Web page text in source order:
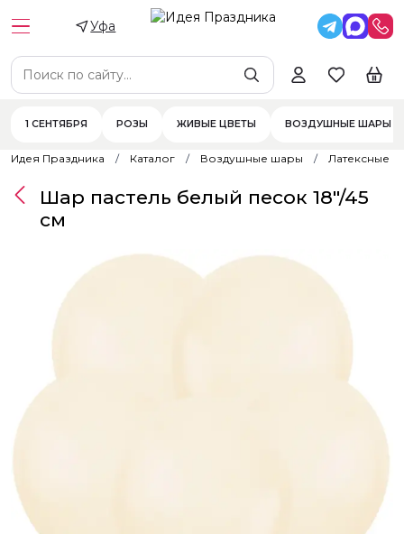
Уфа
1 СЕНТЯБРЯ РОЗЫ ЖИВЫЕ ЦВЕТЫ ВОЗДУШНЫЕ ШАРЫ
Идея Праздника Каталог Воздушные шары Латексные
Шар пастель белый песок 18"/45
см